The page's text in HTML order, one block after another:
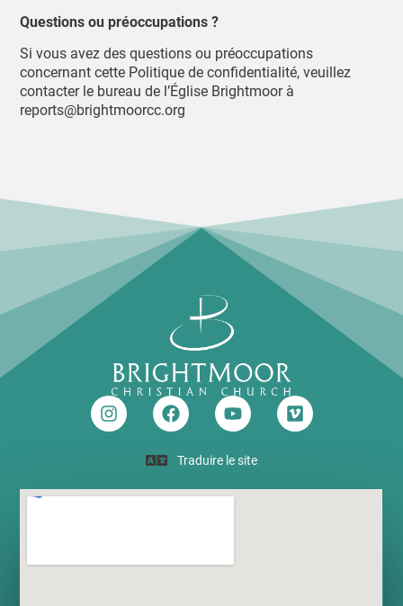
Questions ou préoccupations ?
Si vous avez des questions ou préoccupations
concernant cette Politique de confidentialité, veuillez
contacter le bureau de l’Église Brightmoor à
reports@brightmoorcc.org
Traduire le site